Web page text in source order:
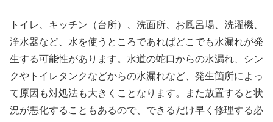
トイレ、キッチン（台所）、洗面所、お風呂場、洗濯機、
浄水器など、水を使うところであればどこでも水漏れが発
生する可能性があります。水道の蛇口からの水漏れ、シン
クやトイレタンクなどからの水漏れなど、発生箇所によっ
て原因も対処法も大きくことなります。また放置すると状
況が悪化することもあるので、できるだけ早く修理する必